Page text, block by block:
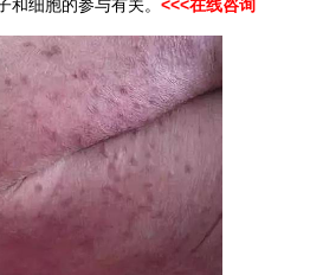
和细胞的参与有关。 <<<在线咨询